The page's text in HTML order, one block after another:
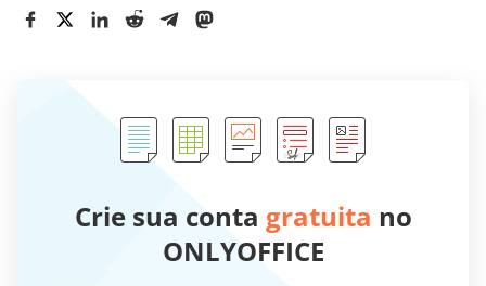
Crie sua conta gratuita no
ONLYOFFICE